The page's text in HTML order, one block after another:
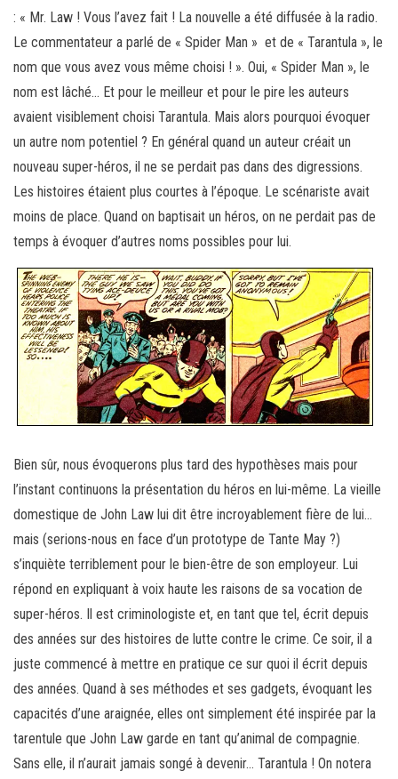
: « Mr. Law ! Vous l’avez fait ! La nouvelle a été diffusée à la radio.
Le commentateur a parlé de « Spider Man » et de « Tarantula », le
nom que vous avez vous même choisi ! ». Oui, « Spider Man », le
nom est lâché… Et pour le meilleur et pour le pire les auteurs
avaient visiblement choisi Tarantula. Mais alors pourquoi évoquer
un autre nom potentiel ? En général quand un auteur créait un
nouveau super-héros, il ne se perdait pas dans des digressions.
Les histoires étaient plus courtes à l’époque. Le scénariste avait
moins de place. Quand on baptisait un héros, on ne perdait pas de
temps à évoquer d’autres noms possibles pour lui.
Bien sûr, nous évoquerons plus tard des hypothèses mais pour
l’instant continuons la présentation du héros en lui-même. La vieille
domestique de John Law lui dit être incroyablement fière de lui…
mais (serions-nous en face d’un prototype de Tante May ?)
s’inquiète terriblement pour le bien-être de son employeur. Lui
répond en expliquant à voix haute les raisons de sa vocation de
super-héros. Il est criminologiste et, en tant que tel, écrit depuis
des années sur des histoires de lutte contre le crime. Ce soir, il a
juste commencé à mettre en pratique ce sur quoi il écrit depuis
des années. Quand à ses méthodes et ses gadgets, évoquant les
capacités d’une araignée, elles ont simplement été inspirée par la
tarentule que John Law garde en tant qu’animal de compagnie.
Sans elle, il n’aurait jamais songé à devenir… Tarantula ! On notera